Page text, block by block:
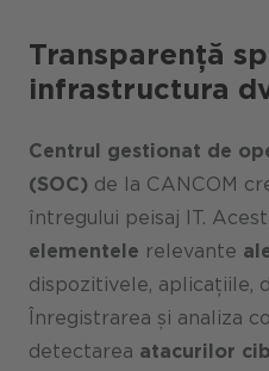
Transparență
infrastructura
Centrul gestionat de
(SOC) de la CANCOM
întregului peisaj IT.
elementele relevante
dispozitivele, aplicațiile,
Înregistrarea și analiza
detectarea atacurilor